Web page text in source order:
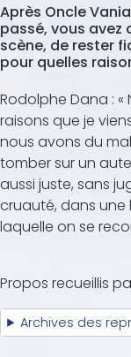
Après Oncle
passé, vous avez
scène, de rester
pour quelles
Rodolphe Dana :
raisons que je
nous avons du
tomber sur un
aussi juste, sans
cruauté, dans une
laquelle on se
Propos recueillis
Archives des